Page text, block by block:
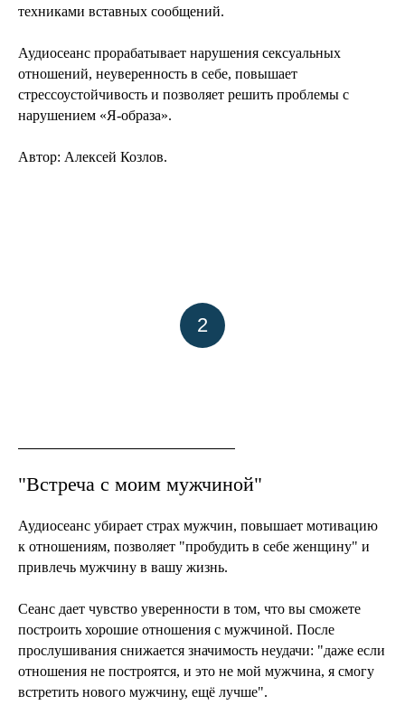
техниками вставных сообщений.
Аудиосеанс прорабатывает нарушения сексуальных
отношений, неуверенность в себе, повышает
стрессоустойчивость и позволяет решить проблемы с
нарушением «Я-образа».
Автор: Алексей Козлов.
2
"Встреча с моим мужчиной"
Аудиосеанс убирает страх мужчин, повышает мотивацию
к отношениям, позволяет "пробудить в себе женщину" и
привлечь мужчину в вашу жизнь.
Сеанс дает чувство уверенности в том, что вы сможете
построить хорошие отношения с мужчиной. После
прослушивания снижается значимость неудачи: "даже если
отношения не построятся, и это не мой мужчина, я смогу
встретить нового мужчину, ещё лучше".